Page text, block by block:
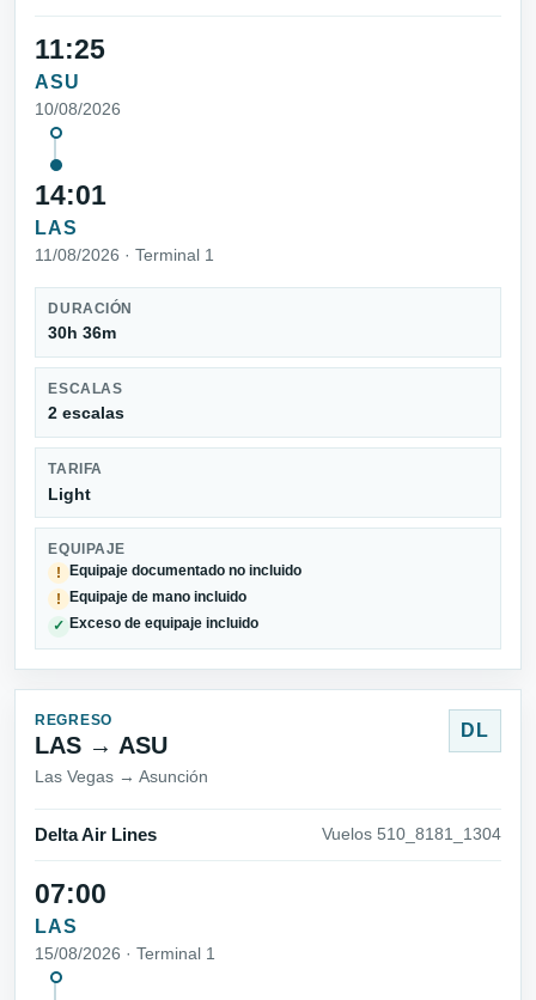
11:25
ASU
10/08/2026
14:01
LAS
11/08/2026 · Terminal 1
DURACIÓN
30h 36m
ESCALAS
2 escalas
TARIFA
Light
EQUIPAJE
!
Equipaje documentado no incluido
! Equipaje de mano incluido
✓ Exceso de equipaje incluido
REGRESO
LAS → ASU
Las Vegas → Asunción
DL
Delta Air Lines Vuelos 510_8181_1304
07:00
LAS
15/08/2026 · Terminal 1